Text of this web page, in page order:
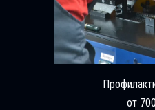
от